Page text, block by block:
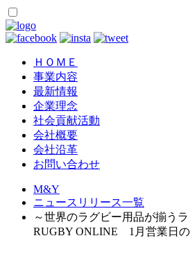
ＨＯＭＥ
事業内容
最新情報
企業理念
社会貢献活動
会社概要
会社沿革
お問い合わせ
M&Y
ニュースリリース一覧
～世界のラグビー用品が揃う
RUGBY ONLINE 1月営業日